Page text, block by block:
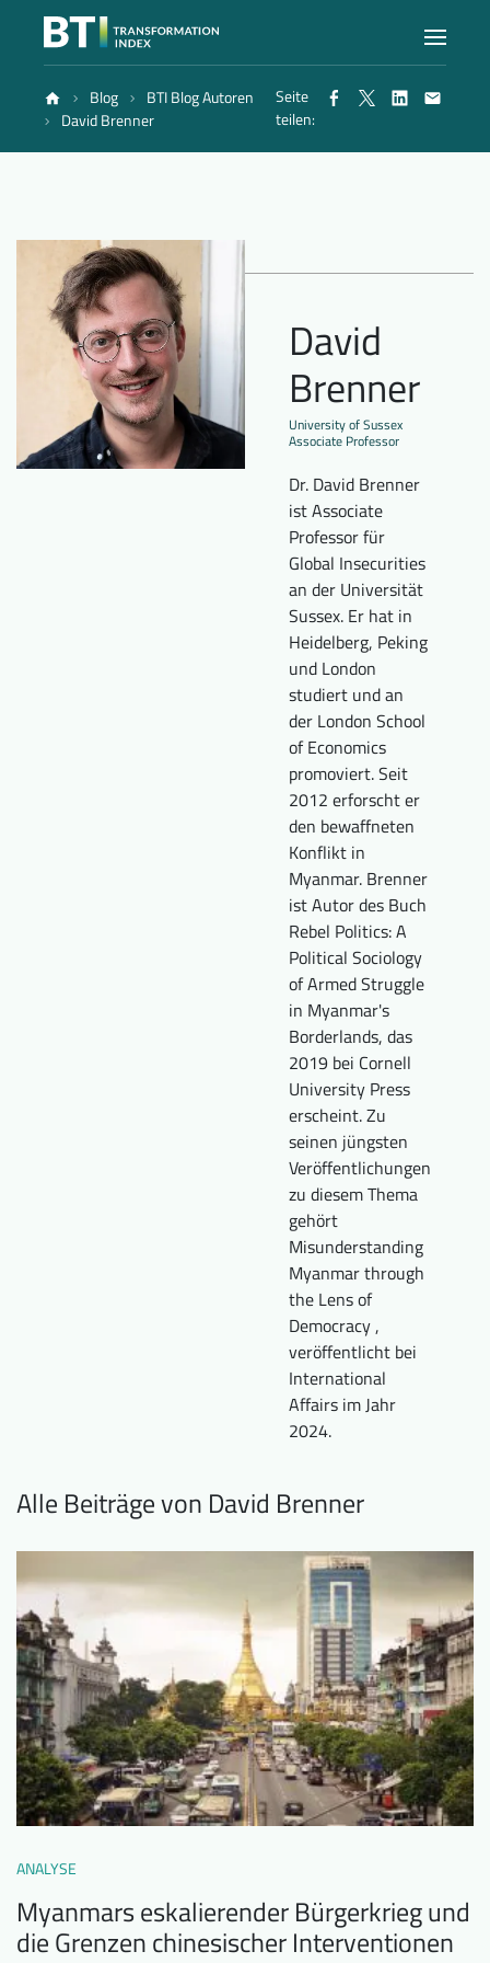
Index
Berichte
Methode
Wer wir sind
Newsletter
Blog
BTI Blog Autoren
David Brenner
Seite
teilen:
David
Brenner
University of Sussex
Associate Professor
Dr. David Brenner
ist Associate
Professor für
Global Insecurities
an der Universität
Sussex. Er hat in
Heidelberg, Peking
und London
studiert und an
der London School
of Economics
promoviert. Seit
2012 erforscht er
den bewaffneten
Konflikt in
Myanmar. Brenner
ist Autor des Buch
Rebel Politics: A
Political Sociology
of Armed Struggle
in Myanmar's
Borderlands, das
2019 bei Cornell
University Press
erscheint. Zu
seinen jüngsten
Veröffentlichungen
zu diesem Thema
gehört
Misunderstanding
Myanmar through
the Lens of
Democracy ,
veröffentlicht bei
International
Affairs im Jahr
2024.
Alle Beiträge von David Brenner
ANALYSE
Myanmars eskalierender Bürgerkrieg und
die Grenzen chinesischer Interventionen